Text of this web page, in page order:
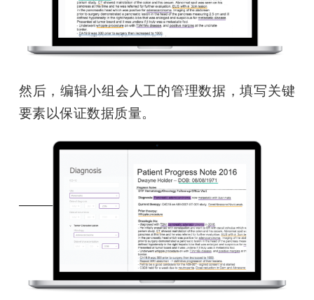
然后，编辑小组会人工的管理数据，填写关键
要素以保证数据质量。